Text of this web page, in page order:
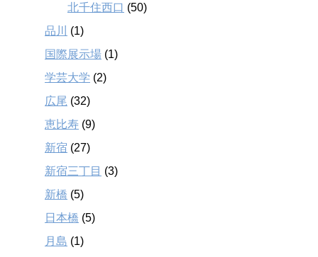
北千住西口 (50)
品川
(1)
国際展示場 (1)
学芸大学 (2)
広尾 (32)
恵比寿 (9)
新宿 (27)
新宿三丁目 (3)
新橋 (5)
日本橋 (5)
月島 (1)